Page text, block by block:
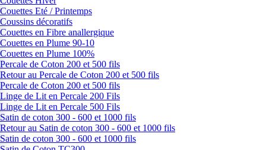
Couettes Eté / Printemps
Coussins décoratifs
Couettes en Fibre anallergique
Couettes en Plume 90-10
Couettes en Plume 100%
Percale de Coton 200 et 500 fils
Retour au Percale de Coton 200 et 500 fils
Percale de Coton 200 et 500 fils
Linge de Lit en Percale 200 Fils
Linge de Lit en Percale 500 Fils
Satin de coton 300 - 600 et 1000 fils
Retour au Satin de coton 300 - 600 et 1000 fils
Satin de coton 300 - 600 et 1000 fils